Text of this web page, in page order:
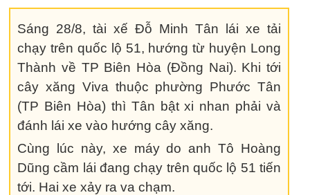
Sáng 28/8, tài xế Đỗ Minh Tân lái xe tải
chạy trên quốc lộ 51, hướng từ huyện Long
Thành về TP Biên Hòa (Đồng Nai). Khi tới
cây xăng Viva thuộc phường Phước Tân
(TP Biên Hòa) thì Tân bật xi nhan phải và
đánh lái xe vào hướng cây xăng.
Cùng lúc này, xe máy do anh Tô Hoàng
Dũng cầm lái đang chạy trên quốc lộ 51 tiến
tới. Hai xe xảy ra va chạm.